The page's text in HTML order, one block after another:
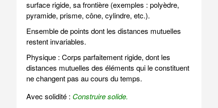
surface rigide, sa frontière (exemples : polyèdre,
pyramide, prisme, cône, cylindre, etc.).
Ensemble de points dont les distances mutuelles
restent invariables.
Physique : Corps parfaitement rigide, dont les
distances mutuelles des éléments qui le constituent
ne changent pas au cours du temps.
Avec solidité : Construire solide.